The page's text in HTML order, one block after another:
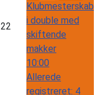
22
Klubmesterskab
i double med
skiftende
makker
10:00
Allerede
registreret: 4